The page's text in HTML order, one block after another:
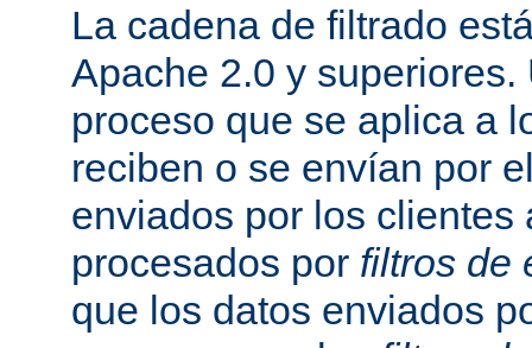
La cadena de filtrado
Apache 2.0 y
proceso que se aplica a
reciben o se envían por
enviados por los clientes
procesados por filtros de
que los datos enviados